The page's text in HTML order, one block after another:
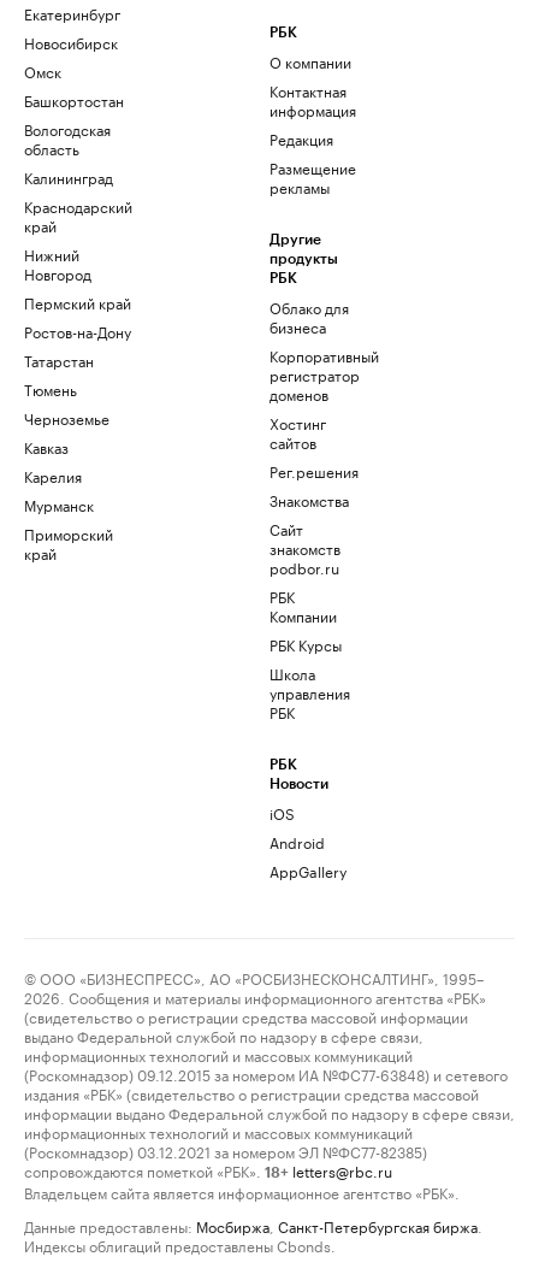
Екатеринбург
Новосибирск
Омск
Башкортостан
Вологодская
область
Калининград
Краснодарский
край
Нижний
Новгород
Пермский край
Ростов-на-Дону
Татарстан
Тюмень
Черноземье
Кавказ
Карелия
Мурманск
Приморский
край
РБК
О компании
Контактная
информация
Редакция
Размещение
рекламы
Другие
продукты
РБК
Облако для
бизнеса
Корпоративный
регистратор
доменов
Хостинг
сайтов
Рег.решения
Знакомства
Сайт
знакомств
podbor.ru
РБК
Компании
РБК Курсы
Школа
управления
РБК
РБК
Новости
iOS
Android
AppGallery
© ООО «БИЗНЕСПРЕСС», АО «РОСБИЗНЕСКОНСАЛТИНГ», 1995–
2026. Сообщения и материалы информационного агентства «РБК»
(свидетельство о регистрации средства массовой информации
выдано Федеральной службой по надзору в сфере связи,
информационных технологий и массовых коммуникаций
(Роскомнадзор) 09.12.2015 за номером ИА №ФС77-63848) и сетевого
издания «РБК» (свидетельство о регистрации средства массовой
информации выдано Федеральной службой по надзору в сфере связи,
информационных технологий и массовых коммуникаций
(Роскомнадзор) 03.12.2021 за номером ЭЛ №ФС77-82385)
сопровождаются пометкой «РБК».
18+ letters@rbc.ru
Владельцем сайта является информационное агентство «РБК».
Данные предоставлены: Мосбиржа Санкт-Петербургская биржа
Индексы облигаций предоставлены Cbonds.